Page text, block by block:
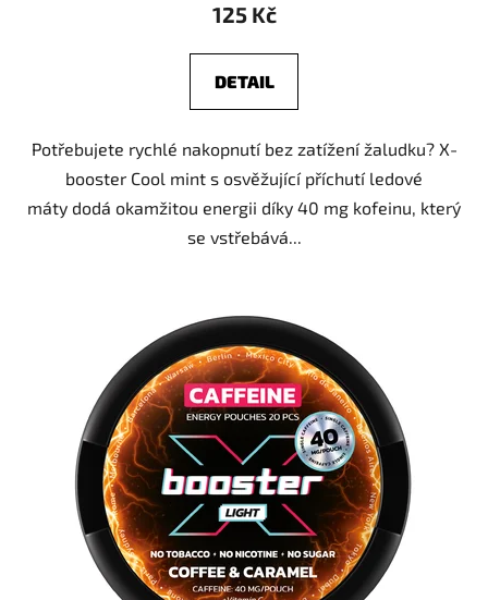
125 Kč
DETAIL
Potřebujete rychlé nakopnutí bez zatížení žaludku? X-
booster Cool mint s osvěžující příchutí ledové
máty dodá okamžitou energii díky 40 mg kofeinu, který
se vstřebává...